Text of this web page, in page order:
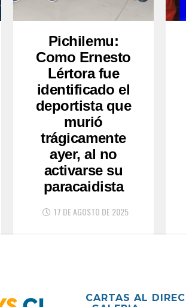
Pichilemu:
Como Ernesto
Lértora fue
identificado el
deportista que
murió
trágicamente
ayer, al no
activarse su
paracaidista
17 DE AGOSTO DE 2025
CARTAS AL